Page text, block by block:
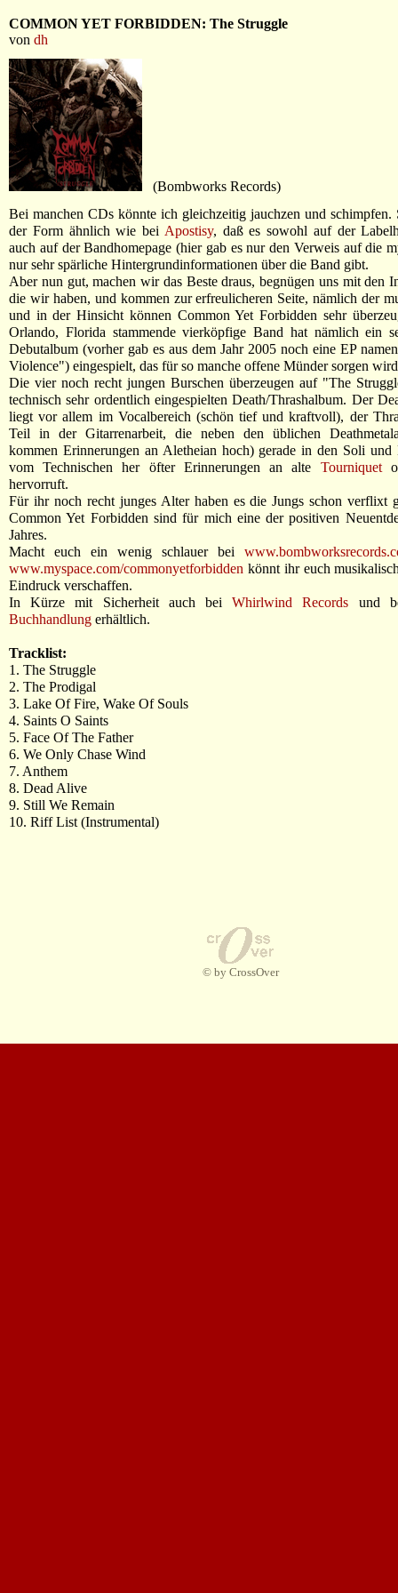
COMMON YET FORBIDDEN: The Struggle
von dh
(Bombworks Records)
Bei manchen CDs könnte ich gleichzeitig jauchzen und schimpfen.
der Form ähnlich wie bei Apostisy, daß es sowohl auf der
auch auf der Bandhomepage (hier gab es nur den Verweis auf die
nur sehr spärliche Hintergrundinformationen über die Band gibt.
Aber nun gut, machen wir das Beste draus, begnügen uns mit den
die wir haben, und kommen zur erfreulicheren Seite, nämlich der
und in der Hinsicht können Common Yet Forbidden sehr
Orlando, Florida stammende vierköpfige Band hat nämlich ein
Debutalbum (vorher gab es aus dem Jahr 2005 noch eine EP
Violence") eingespielt, das für so manche offene Münder sorgen
Die vier noch recht jungen Burschen überzeugen auf "The
technisch sehr ordentlich eingespielten Death/Thrashalbum. Der
liegt vor allem im Vocalbereich (schön tief und kraftvoll), der
Teil in der Gitarrenarbeit, die neben den üblichen
kommen Erinnerungen an Aletheian hoch) gerade in den Soli und
vom Technischen her öfter Erinnerungen an alte Tourniquet
hervorruft.
Für ihr noch recht junges Alter haben es die Jungs schon verflixt
Common Yet Forbidden sind für mich eine der positiven
Jahres.
Macht euch ein wenig schlauer bei
www.myspace.com/commonyetforbidden könnt ihr euch
Eindruck verschaffen.
In Kürze mit Sicherheit auch beiWhirlwind Records und
Buchhandlung erhältlich.
Tracklist:
1. The Struggle
2. The Prodigal
3. Lake Of Fire, Wake Of Souls
4. Saints O Saints
5. Face Of The Father
6. We Only Chase Wind
7. Anthem
8. Dead Alive
9. Still We Remain
10. Riff List (Instrumental)
© by CrossOver